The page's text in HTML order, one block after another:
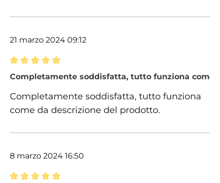
21 marzo 2024 09:12
Recensione con valutazione di 5 su 5 stelle
Completamente soddisfatta, tutto funziona come
Completamente soddisfatta, tutto funziona
come da descrizione del prodotto.
8 marzo 2024 16:50